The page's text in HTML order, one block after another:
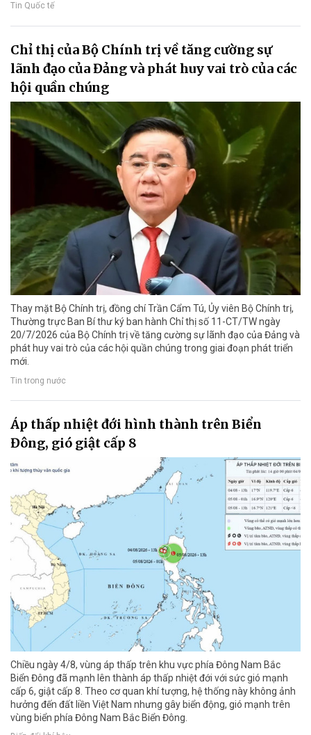
Tin Quốc tế
Chỉ thị của Bộ Chính trị về tăng cường sự
lãnh đạo của Đảng và phát huy vai trò của các
hội quần chúng
Thay mặt Bộ Chính trị, đồng chí Trần Cẩm Tú, Ủy viên Bộ Chính trị,
Thường trực Ban Bí thư ký ban hành Chỉ thị số 11-CT/TW ngày
20/7/2026 của Bộ Chính trị về tăng cường sự lãnh đạo của Đảng và
phát huy vai trò của các hội quần chúng trong giai đoạn phát triển
mới.
Tin trong nước
Áp thấp nhiệt đới hình thành trên Biển
Đông, gió giật cấp 8
Chiều ngày 4/8, vùng áp thấp trên khu vực phía Đông Nam Bắc
Biển Đông đã mạnh lên thành áp thấp nhiệt đới với sức gió mạnh
cấp 6, giật cấp 8. Theo cơ quan khí tượng, hệ thống này không ảnh
hưởng đến đất liền Việt Nam nhưng gây biển động, gió mạnh trên
vùng biển phía Đông Nam Bắc Biển Đông.